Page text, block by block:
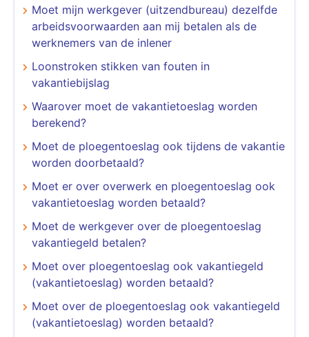
Moet mijn werkgever (uitzendbureau) dezelfde
arbeidsvoorwaarden aan mij betalen als de
werknemers van de inlener
Loonstroken stikken van fouten in
vakantiebijslag
Waarover moet de vakantietoeslag worden
berekend?
Moet de ploegentoeslag ook tijdens de vakantie
worden doorbetaald?
Moet er over overwerk en ploegentoeslag ook
vakantietoeslag worden betaald?
Moet de werkgever over de ploegentoeslag
vakantiegeld betalen?
Moet over ploegentoeslag ook vakantiegeld
(vakantietoeslag) worden betaald?
Moet over de ploegentoeslag ook vakantiegeld
(vakantietoeslag) worden betaald?